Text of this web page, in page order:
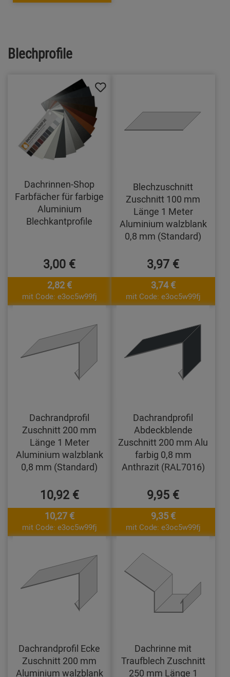
Blechprofile
Dachrinnen-Shop
Farbfächer für farbige
Aluminium
Blechkantprofile
3,00 €
2,82 €
mit Code: e3oc5w99fj
Blechzuschnitt
Zuschnitt 100 mm
Länge 1 Meter
Aluminium walzblank
0,8 mm (Standard)
3,97 €
3,74 €
mit Code: e3oc5w99fj
Dachrandprofil
Zuschnitt 200 mm
Länge 1 Meter
Aluminium walzblank
0,8 mm (Standard)
10,92 €
10,27 €
mit Code: e3oc5w99fj
Dachrandprofil
Abdeckblende
Zuschnitt 200 mm Alu
farbig 0,8 mm
Anthrazit (RAL7016)
9,95 €
9,35 €
mit Code: e3oc5w99fj
Dachrandprofil Ecke
Zuschnitt 200 mm
Aluminium walzblank
Dachrinne mit
Traufblech Zuschnitt
250 mm Länge 1